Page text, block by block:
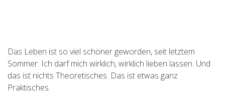
Das Leben ist so viel schöner geworden, seit letztem
Sommer. Ich darf mich wirklich, wirklich lieben lassen. Und
das ist nichts Theoretisches. Das ist etwas ganz
Praktisches.